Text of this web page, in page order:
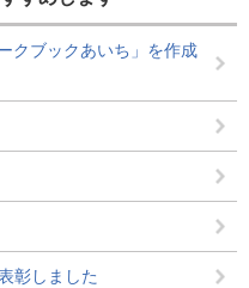
クブックあいち」を作成
彰しました